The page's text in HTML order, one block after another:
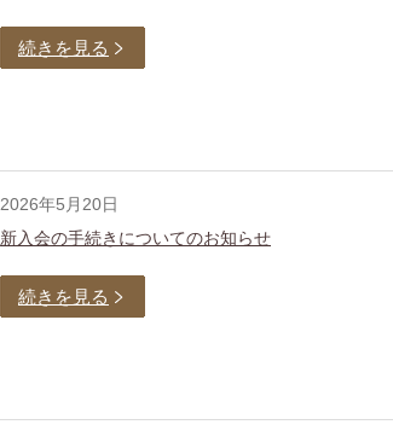
続きを見る
2026年5月20日
新入会の手続きについてのお知らせ
続きを見る